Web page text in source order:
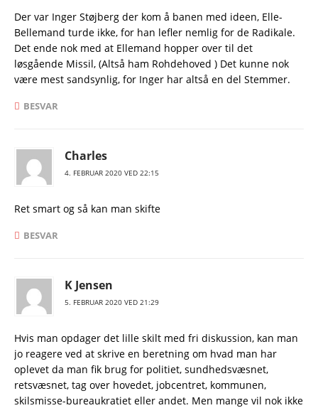
Der var Inger Støjberg der kom å banen med ideen, Elle-
Bellemand turde ikke, for han lefler nemlig for de Radikale.
Det ende nok med at Ellemand hopper over til det
løsgående Missil, (Altså ham Rohdehoved ) Det kunne nok
være mest sandsynlig, for Inger har altså en del Stemmer.
BESVAR
Charles
4. FEBRUAR 2020 VED 22:15
Ret smart og så kan man skifte
BESVAR
K Jensen
5. FEBRUAR 2020 VED 21:29
Hvis man opdager det lille skilt med fri diskussion, kan man
jo reagere ved at skrive en beretning om hvad man har
oplevet da man fik brug for politiet, sundhedsvæsnet,
retsvæsnet, tag over hovedet, jobcentret, kommunen,
skilsmisse-bureaukratiet eller andet. Men mange vil nok ikke